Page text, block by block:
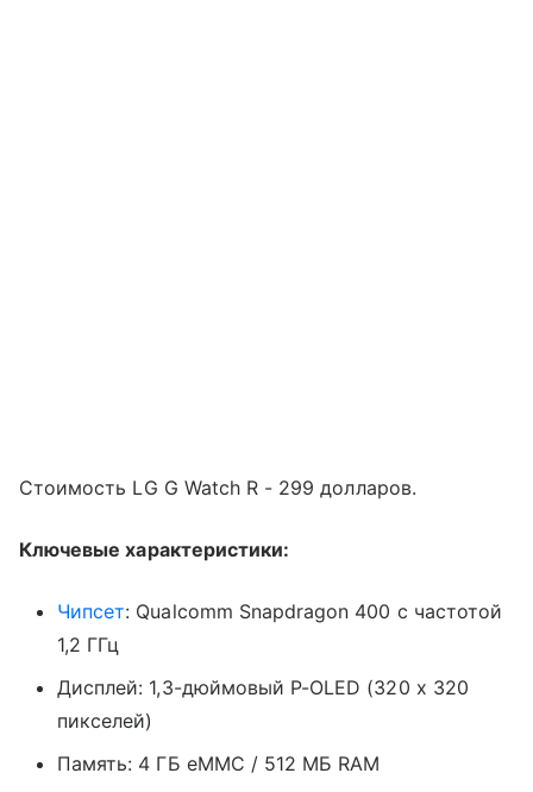
Стоимость LG G Watch R - 299 долларов.
Ключевые характеристики:
Чипсет: Qualcomm Snapdragon 400 с частотой
1,2 ГГц
Дисплей: 1,3-дюймовый P-OLED (320 х 320
пикселей)
Память: 4 ГБ eMMC / 512 МБ RAM